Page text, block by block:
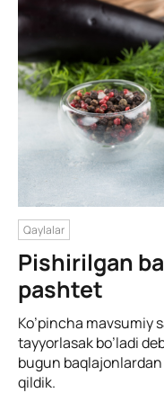
Qaylalar
Pishirilgan
pashtet
Ko’pincha mavsumiy
tayyorlasak bo’ladi
bugun
qildik.